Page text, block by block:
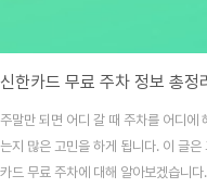
신한카드 무료 주차 정보 총정
주말만 되면 어디 갈 때 주차를 어디에
는지 많은 고민을 하게 됩니다. 이 글
카드 무료 주차에 대해 알아보겠습니